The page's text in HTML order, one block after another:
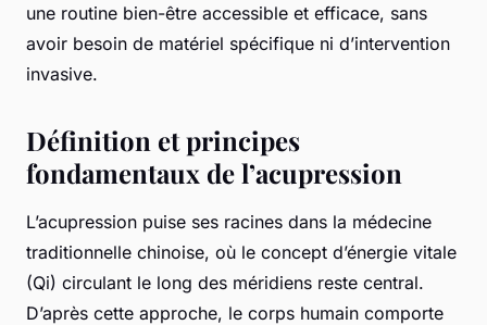
une routine bien-être accessible et efficace, sans
avoir besoin de matériel spécifique ni d’intervention
invasive.
Définition et principes
fondamentaux de l’acupression
L’acupression puise ses racines dans la médecine
traditionnelle chinoise, où le concept d’énergie vitale
(Qi) circulant le long des méridiens reste central.
D’après cette approche, le corps humain comporte